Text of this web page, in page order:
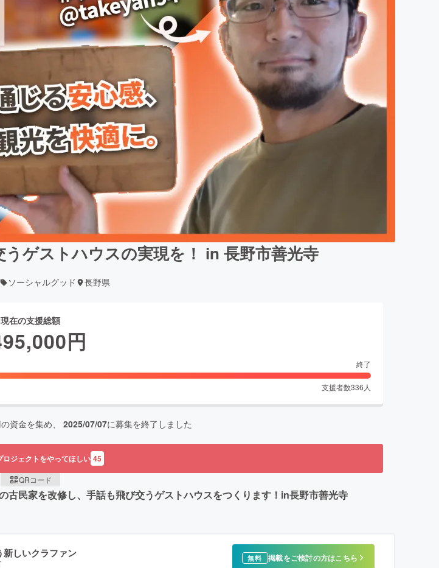
ゲストハウスの実現を！ in 長野市善光寺
ソーシャルグッド 長野県
現在の支援総額
円
終了
支援者数336 人
資金を集め、 2025/07/07に募集を終了しました
ロジェクトをやってほしい 45
QRコード
民家を改修し、手話も飛び交うゲストハウスをつくります！in長野市善光寺
しいクラファン 無料 掲載をご検討の方はこちら